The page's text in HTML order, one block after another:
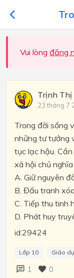
Vui lòng đăng
Trịnh Thị
23 tháng 7
Trong đời sống
những tư tưởng
tục lạc hậu.
xã hội chủ
A. Giữ nguyên
B. Đấu tranh
C. Tiếp thu tinh
D. Phát huy
id:29424
Lớp 10 Giáo
1 0